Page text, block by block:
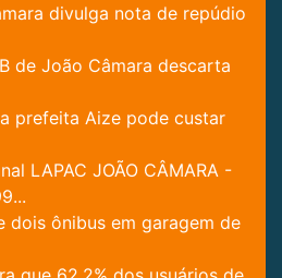
divulga nota de repúdio
de João Câmara descarta
prefeita Aize pode custar
LAPAC JOÃO CÂMARA -
dois ônibus em garagem de